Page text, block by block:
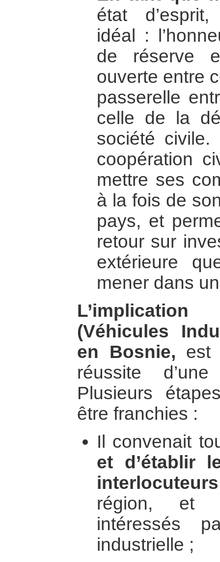
état
idéal :
de réserve
ouverte entre
passerelle
celle de la
société
coopération
mettre ses
à la fois de
pays, et
retour sur
extérieure
mener dans
(Véhicules
en Bosnie, est
réussite
Plusieurs
être franchies :
Il convenait
et d’établir
région, et
intéressés
industrielle ;